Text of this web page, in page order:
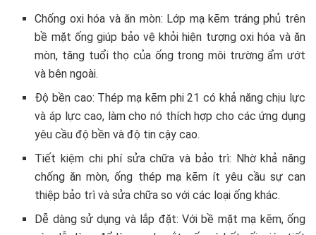
Chống oxi hóa và ăn mòn: Lớp mạ kẽm tráng phủ trên
bề mặt ống giúp bảo vệ khỏi hiện tượng oxi hóa và ăn
mòn, tăng tuổi thọ của ống trong môi trường ẩm ướt
và bên ngoài.
Độ bền cao: Thép mạ kẽm phi 21 có khả năng chịu lực
và áp lực cao, làm cho nó thích hợp cho các ứng dụng
yêu cầu độ bền và độ tin cậy cao.
Tiết kiệm chi phí sửa chữa và bảo trì: Nhờ khả năng
chống ăn mòn, ống thép mạ kẽm ít yêu cầu sự can
thiệp bảo trì và sửa chữa so với các loại ống khác.
Dễ dàng sử dụng và lắp đặt: Với bề mặt mạ kẽm, ống